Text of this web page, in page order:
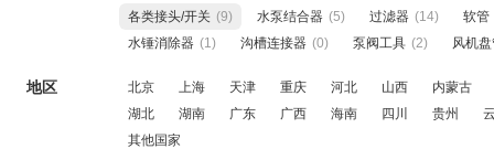
各类接头/开关 (9) 水泵结合器 (5) 过滤器 (14)
软管
水锤消除器 (1) 沟槽连接器 (0) 泵阀工具 (2) 风机
地区 北京 上海 天津 重庆 河北 山西
内蒙古
湖北
湖南 广东 广西 海南 四川 贵州
其他国家